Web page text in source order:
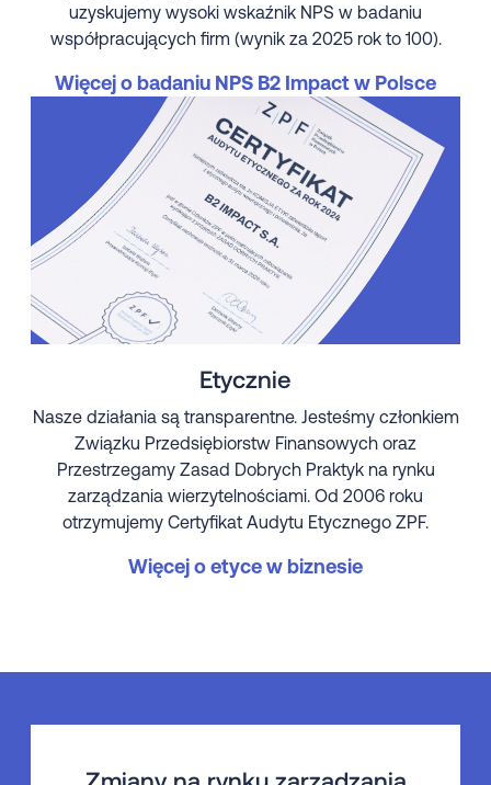
uzyskujemy wysoki wskaźnik NPS w badaniu
współpracujących firm (wynik za 2025 rok to 100).
Więcej o badaniu NPS B2 Impact w Polsce
Etycznie
Nasze działania są transparentne. Jesteśmy członkiem
Związku Przedsiębiorstw Finansowych oraz
Przestrzegamy Zasad Dobrych Praktyk na rynku
zarządzania wierzytelnościami. Od 2006 roku
otrzymujemy Certyfikat Audytu Etycznego ZPF.
Więcej o etyce w biznesie